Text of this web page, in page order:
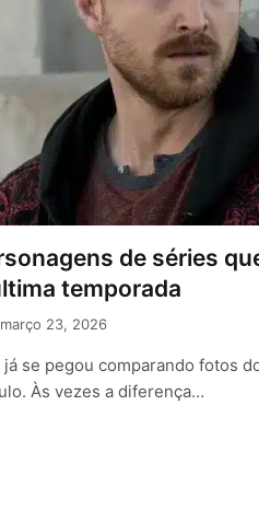
de séries
temporada
março 23, 2026
se pegou comparando fotos
Às vezes a diferença…